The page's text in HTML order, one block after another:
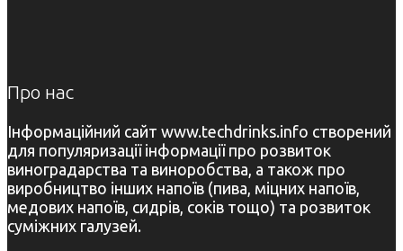
Про нас
Інформаційний сайт www.techdrinks.info створений
для популяризації інформації про розвиток
виноградарства та виноробства, а також про
виробництво інших напоїв (пива, міцних напоїв,
медових напоїв, сидрів, соків тощо) та розвиток
суміжних галузей.